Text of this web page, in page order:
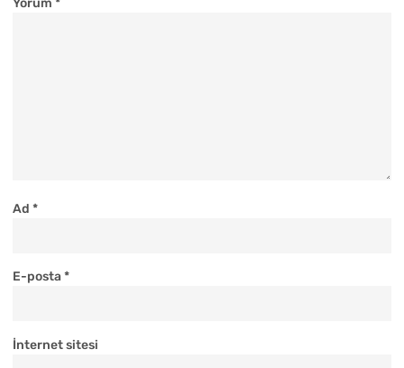
Yorum *
Ad *
E-posta *
İnternet sitesi